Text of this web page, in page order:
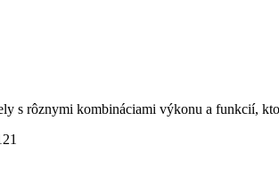
s rôznymi kombináciami výkonu a funkcií,